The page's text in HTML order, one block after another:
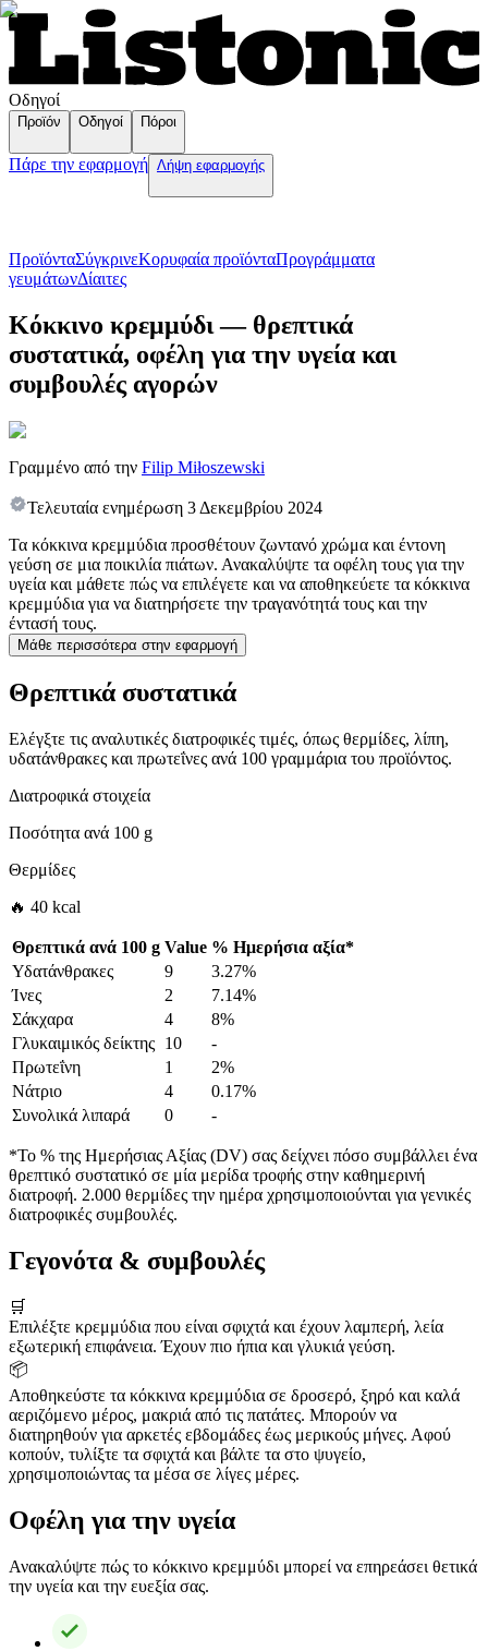
Οδηγοί
Προϊόν Οδηγοί Πόροι
Πάρε την εφαρμογή Λήψη εφαρμογής
ΠροϊόνταΣύγκρινεΚορυφαία προϊόνταПρογράμματα
γευμάτωνΔίαιτες
Κόκκινο κρεμμύδι — θρεπτικά
συστατικά, οφέλη για την υγεία και
συμβουλές αγορών
Γραμμένο από την Filip Miłoszewski
Τελευταία ενημέρωση 3 Δεκεμβρίου 2024
Τα κόκκινα κρεμμύδια προσθέτουν ζωντανό χρώμα και έντονη
γεύση σε μια ποικιλία πιάτων. Ανακαλύψτε τα οφέλη τους για την
υγεία και μάθετε πώς να επιλέγετε και να αποθηκεύετε τα κόκκινα
κρεμμύδια για να διατηρήσετε την τραγανότητά τους και την
έντασή τους.
Μάθε περισσότερα στην εφαρμογή
Θρεπτικά συστατικά
Ελέγξτε τις αναλυτικές διατροφικές τιμές, όπως θερμίδες, λίπη,
υδατάνθρακες και πρωτεΐνες ανά 100 γραμμάρια του προϊόντος.
Διατροφικά στοιχεία
Ποσότητα ανά 100 g
Θερμίδες
🔥 40 kcal
Θρεπτικά ανά 100 g Value % Ημερήσια αξία*
Υδατάνθρακες
9
3.27%
Ίνες
2
7.14%
Σάκχαρα
4
8%
Γλυκαιμικός δείκτης 10
-
Πρωτεΐνη
1
2%
Νάτριο
4
0.17%
Συνολικά λιπαρά
0 -
*Το % της Ημερήσιας Αξίας (DV) σας δείχνει πόσο συμβάλλει ένα
θρεπτικό συστατικό σε μία μερίδα τροφής στην καθημερινή
διατροφή. 2.000 θερμίδες την ημέρα χρησιμοποιούνται για γενικές
διατροφικές συμβουλές.
Γεγονότα & συμβουλές
🛒
Επιλέξτε κρεμμύδια που είναι σφιχτά και έχουν λαμπερή, λεία
εξωτερική επιφάνεια. Έχουν πιο ήπια και γλυκιά γεύση.
📦
Αποθηκεύστε τα κόκκινα κρεμμύδια σε δροσερό, ξηρό και καλά
αεριζόμενο μέρος, μακριά από τις πατάτες. Μπορούν να
διατηρηθούν για αρκετές εβδομάδες έως μερικούς μήνες. Αφού
κοπούν, τυλίξτε τα σφιχτά και βάλτε τα στο ψυγείο,
χρησιμοποιώντας τα μέσα σε λίγες μέρες.
Οφέλη για την υγεία
Ανακαλύψτε πώς το κόκκινο κρεμμύδι μπορεί να επηρεάσει θετικά
την υγεία και την ευεξία σας.